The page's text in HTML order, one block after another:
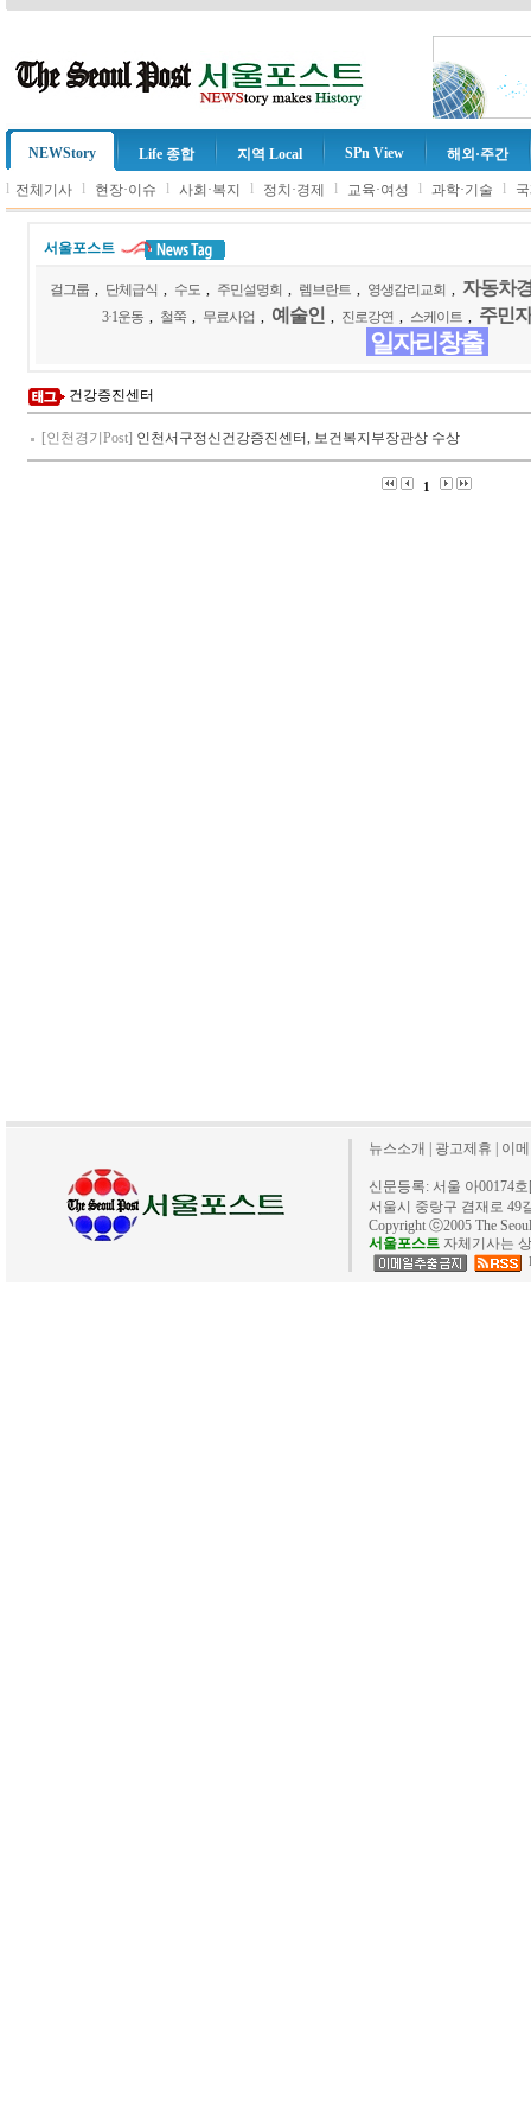
NEWStory Life 종합 지역 Local SPn View 해외·주간
l 전체기사 l 현장·이슈 l 사회·복지 l 정치·경제 l 교육·여성 l 과학·기술 l
서울포스트
걸그룹 단체급식 수도 주민설명회 렘브란트 영생감리교회 자동차
3·1운동 철쭉 무료사업 예술인 진로강연 스케이트 주민
일자리창출
건강증진센터
[인천경기Post] 인천서구정신건강증진센터, 보건복지부장관상 수상
1
뉴스소개 광고제휴 이
신문등록: 서울 아00174
서울시 중랑구 겸재로 49
Copyright ⓒ2005 The
서울포스트 자체기사는